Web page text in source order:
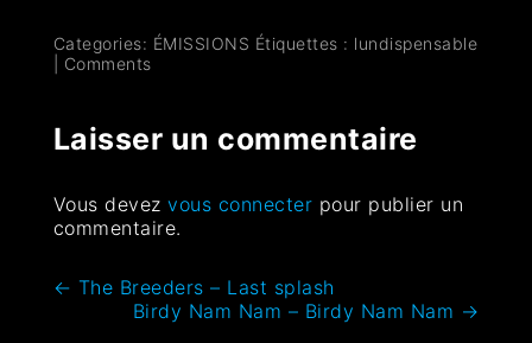
Categories: ÉMISSIONS Étiquettes : lundispensable
Comments
Laisser un commentaire
Vous devezvous connecter pour publier un
commentaire.
← The Breeders – Last splash
Birdy Nam Nam – Birdy Nam Nam →